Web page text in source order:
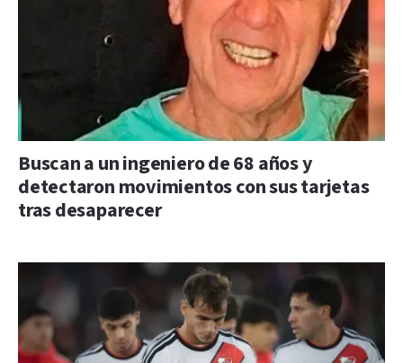
Buscan a un ingeniero de 68 años y
detectaron movimientos con sus tarjetas
tras desaparecer